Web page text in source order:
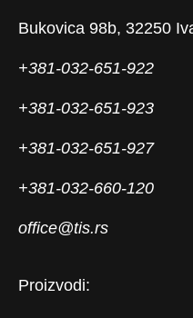
Bukovica 98b, 32250
+381-032-651-922
+381-032-651-923
+381-032-651-927
+381-032-660-120
office@tis.rs
Proizvodi: